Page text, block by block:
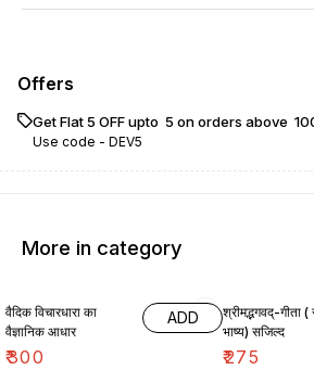
Offers
Get Flat ₹5 OFF upto ₹ 5 on orders above ₹
Use code - DEV5
More in category
वैदिक विचारधारा का
वैज्ञानिक आधार
₹300
ADD
श्रीमद्भगवद्-गीता (
भाष्य) सजिल्द
₹275